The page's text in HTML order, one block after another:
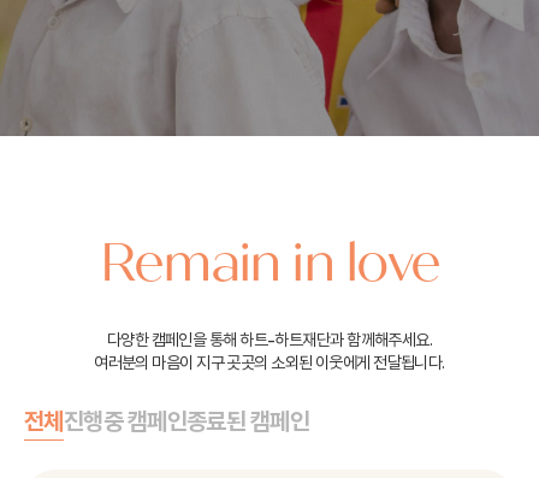
Remain in love
다양한 캠페인을 통해 하트-하트재단과 함께해주세요.
여러분의 마음이 지구 곳곳의 소외된 이웃에게 전달됩니다.
전체진행중 캠페인종료된 캠페인